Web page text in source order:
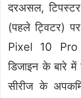
दरअसल,
(पहले ट्विटर)
Pixel 10
डिजाइन के बारे
सीरीज के